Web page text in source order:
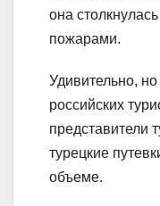
она
пожарами.
Удивительно,
российских
представители
турецкие
объеме.